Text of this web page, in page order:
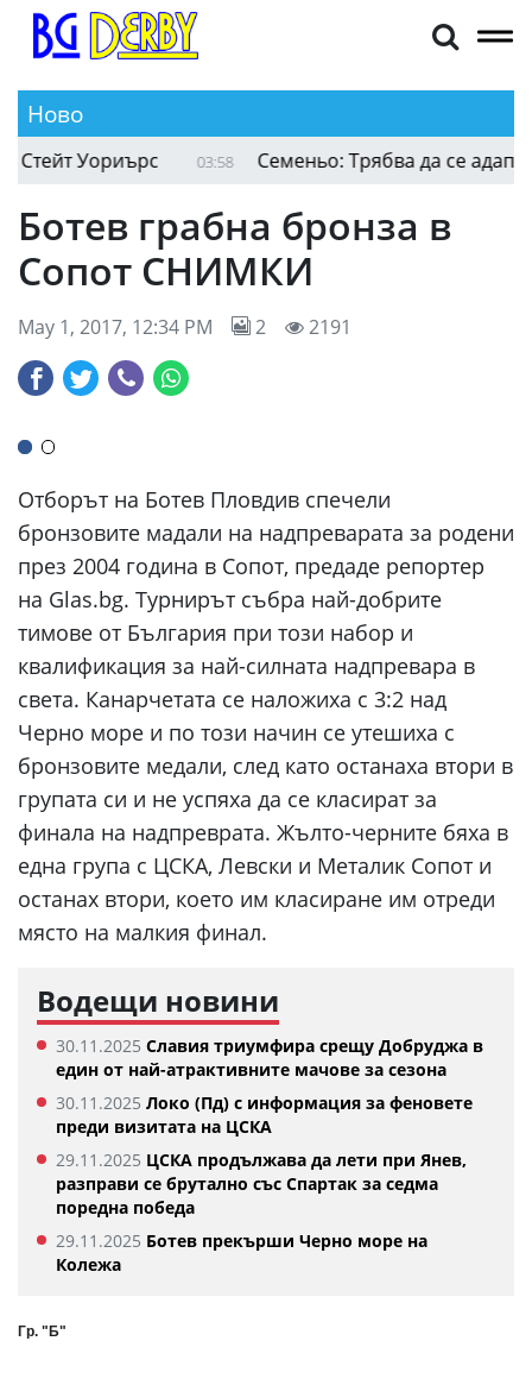
Ново
Уориърс 03:58 Семеньо: Трябва да се
Ботев грабна бронза в
Сопот СНИМКИ
May 1, 2017, 12:34 PM 2 2191
Отборът на Ботев Пловдив спечели
бронзовите мадали на надпреварата за родени
през 2004 година в Сопот, предаде репортер
на Glas.bg. Турнирът събра най-добрите
тимове от България при този набор и
квалификация за най-силната надпревара в
света. Канарчетата се наложиха с 3:2 над
Черно море и по този начин се утешиха с
бронзовите медали, след като останаха втори в
групата си и не успяха да се класират за
финала на надпреврата. Жълто-черните бяха в
една група с ЦСКА, Левски и Металик Сопот и
останах втори, което им класиране им отреди
място на малкия финал.
Водещи новини
30.11.2025 Славия триумфира срещу Добруджа в
един от най-атрактивните мачове за сезона
30.11.2025 Локо (Пд) с информация за феновете
преди визитата на ЦСКА
29.11.2025 ЦСКА продължава да лети при Янев,
разправи се брутално със Спартак за седма
поредна победа
29.11.2025 Ботев прекърши Черно море на
Колежа
Гр. "Б"